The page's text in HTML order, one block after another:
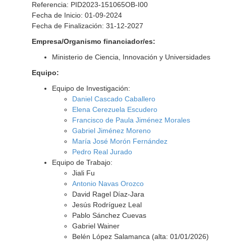
Referencia: PID2023-151065OB-I00
Fecha de Inicio: 01-09-2024
Fecha de Finalización: 31-12-2027
Empresa/Organismo financiador/es:
Ministerio de Ciencia, Innovación y Universidades
Equipo:
Equipo de Investigación:
Daniel Cascado Caballero
Elena Cerezuela Escudero
Francisco de Paula Jiménez Morales
Gabriel Jiménez Moreno
María José Morón Fernández
Pedro Real Jurado
Equipo de Trabajo:
Jiali Fu
Antonio Navas Orozco
David Ragel Díaz-Jara
Jesús Rodríguez Leal
Pablo Sánchez Cuevas
Gabriel Wainer
Belén López Salamanca (alta: 01/01/2026)